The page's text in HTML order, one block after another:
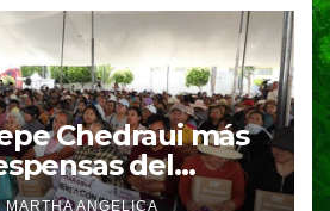
Chedraui más
del
MARTHA ANGELICA